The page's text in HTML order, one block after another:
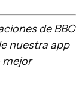
de BBC
nuestra app
mejor